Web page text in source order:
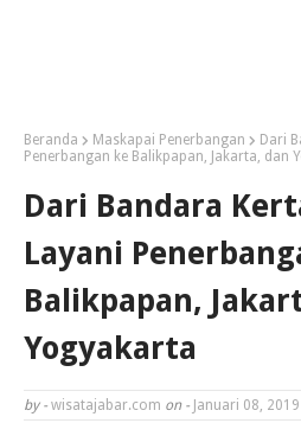
Beranda Maskapai Penerbangan
Dari
Penerbangan ke Balikpapan, Jakarta, dan
Dari Bandara
Layani
Balikpapan,
Yogyakarta
by - wisatajabar.com on - Januari 08, 2019